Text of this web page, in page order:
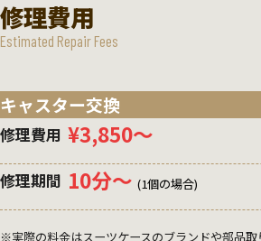
修理費用
Estimated Repair Fees
キャスター交換
修理費用 ¥3,850〜
修理期間 10分〜(1個の場合)
※実際の料金はスーツケースのブランドや部品取